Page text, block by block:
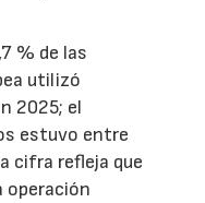
% de las
utilizó
2025; el
estuvo entre
cifra refleja que
operación